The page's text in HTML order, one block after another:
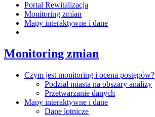
Portal Rewitalizacja
Monitoring zmian
Mapy interaktywne i dane
Monitoring zmian
Czym jest monitoring i ocena postępów?
Podział miasta na obszary analizy
Przetwarzanie danych
Mapy interaktywne i dane
Dane lotnicze